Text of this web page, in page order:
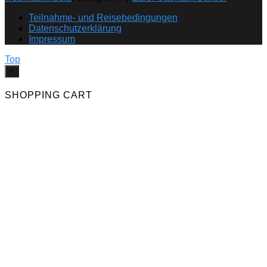
Teilnahme- und Reisebedingungen
Datenschutzerklärung
Impressum
Top
×
SHOPPING CART